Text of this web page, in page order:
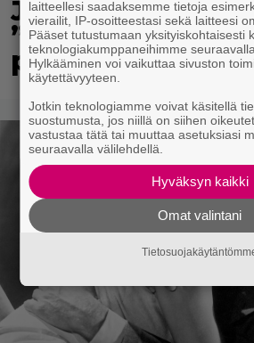
Jokikunnaksen
”virallisesti
poika”
laitteellesi saadaksemme tietoja
vierailit, IP-osoitteestasi sekä laitteesi
Pääset tutustumaan yksityiskohtaisesti
teknologiakumppaneihimme
Hylkääminen voi vaikuttaa sivuston
käytettävyyteen.
Jotkin teknologiamme voivat käsitellä
suostumusta, jos niillä on siihen
vastustaa tätä tai muuttaa asetuksiasi
seuraavalla välilehdellä.
Hyväksyn kaikki
Omat valintani